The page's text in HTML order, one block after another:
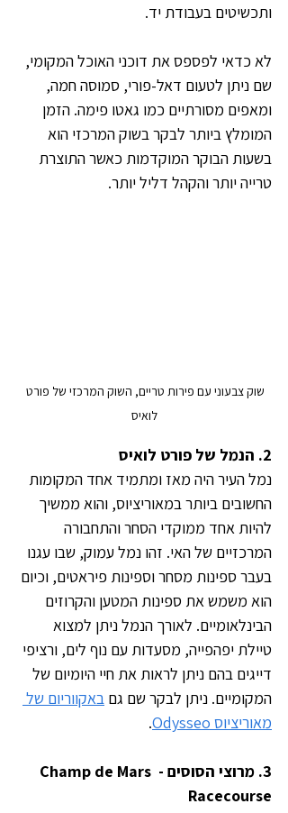
ותכשיטים בעבודת יד.
לא כדאי לפספס את דוכני האוכל המקומי,
שם ניתן לטעום דאל-פורי, סמוסה חמה,
ומאפים מסורתיים כמו גאטו פימה. הזמן
המומלץ ביותר לבקר בשוק המרכזי הוא
בשעות הבוקר המוקדמות כאשר התוצרת
טרייה יותר והקהל דליל יותר.
שוק צבעוני עם פירות טריים, השוק המרכזי של פורט
לואיס
2. הנמל של פורט לואיס
נמל העיר היה מאז ומתמיד אחד המקומות
החשובים ביותר במאוריציוס, והוא ממשיך
להיות אחד ממוקדי הסחר והתחבורה
המרכזיים של האי. זהו נמל עמוק, שבו עגנו
בעבר ספינות מסחר וספינות פיראטים, וכיום
הוא משמש את ספינות המטען והקרוזים
הבינלאומיים. לאורך הנמל ניתן למצוא
טיילת יפהפייה, מסעדות עם נוף לים, ורציפי
דייגים בהם ניתן לראות את חיי היומיום של
המקומיים. ניתן לבקר שם גם באקווריום של
מאוריציוס Odysseo
.
3. מרוצי הסוסים - Champ de Mars
Racecourse